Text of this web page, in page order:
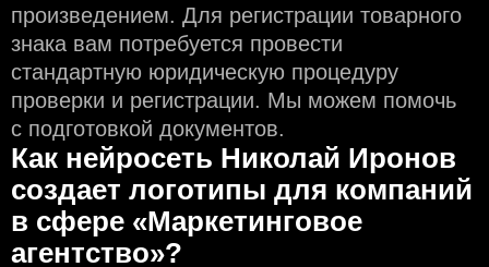
произведением. Для регистрации товарного
знака вам потребуется провести
стандартную юридическую процедуру
проверки и регистрации. Мы можем помочь
с подготовкой документов.
Как нейросеть Николай Иронов
создаeт логотипы для компаний
в сфере «Маркетинговое
агентство»?